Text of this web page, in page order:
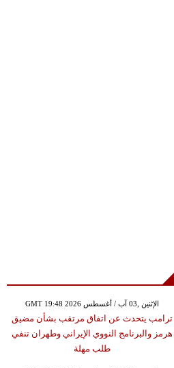
GMT 19:48 2026 الإثنين ,03 آب / أغسطس
ترامب يتحدث عن اتفاق مرتقب بشأن مضيق
هرمز والبرنامج النووي الإيراني وطهران تنفي
طلب مهلة